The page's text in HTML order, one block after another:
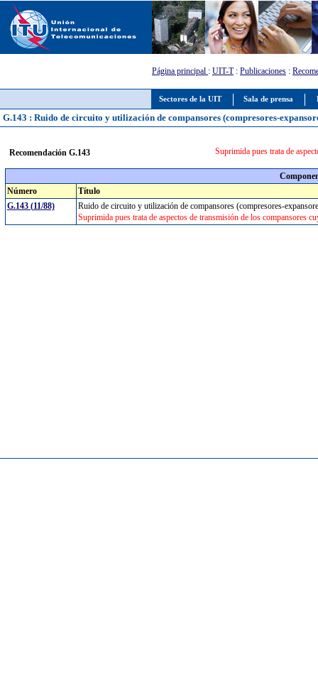
Sectores de la UIT Sala de prensa
Página principal : UIT-T: Publicaciones :
G.143 : Ruido de circuito y utilización de compansores (compresores-
Recomendación G.143 Suprimida pues trata de
Número
Título
G.143 (11/88)
Ruido de circuito y utilización de compansores (compresores-
Suprimida pues trata de aspectos de transmisión de los compansores